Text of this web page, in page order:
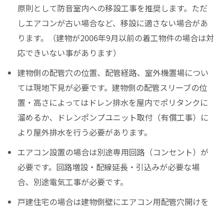
原則として防音室内への移設工事を推奨します。ただ
しエアコンが古い場合など、移設に適さない場合があ
ります。（建物が2006年9月以前の着工物件の場合は対
応できいない事があります）
建物側の配管穴の位置、配管経路、室外機置場につい
ては現地下見が必要です。建物側の配管スリーブの位
置・高さによってはドレン排水を屋内でポリタンクに
溜めるか、ドレンポンプユニット取付（有償工事）に
より屋外排水を行う必要があります。
エアコン設置の場合は別途専用回路（コンセント）が
必要です。回路増設・配線延長・引込みが必要な場
合、別途電気工事が必要です。
戸建住宅の場合は建物側壁にエアコン用配管穴開けを